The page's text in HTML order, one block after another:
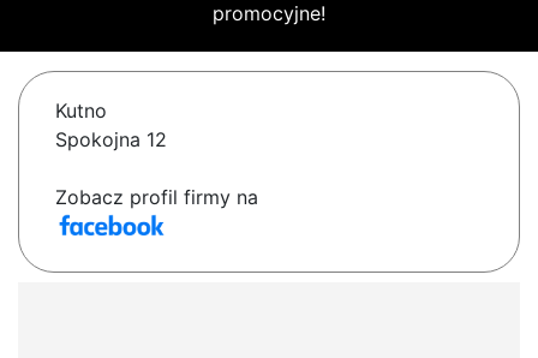
promocyjne!
Kutno
Spokojna 12
Zobacz profil firmy na